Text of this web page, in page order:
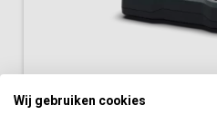
Cramer 48C2 batterijlader
Wij gebruiken cookies